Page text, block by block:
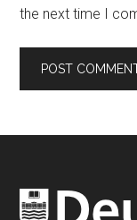
the next time I